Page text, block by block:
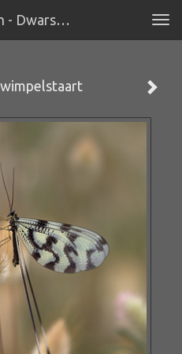
Fotografie Wim Verhagen - Dwarsbandwimpelstaart